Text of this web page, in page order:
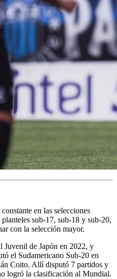
en las selecciones
sub-17, sub-18 y sub-20,
con la selección mayor.
Juvenil de Japón en 2022, y
el Sudamericano Sub-20 en
Coito. Allí disputó 7 partidos y
logró la clasificación al Mundial.